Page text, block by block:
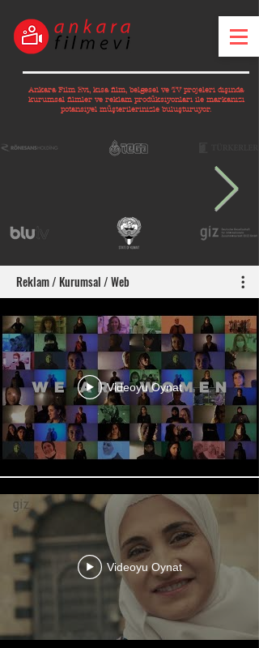
Ankara Film Evi, kısa film, belgesel ve TV projeleri dışında
kurumsal filmler ve reklam prodüksiyonları ile markanızı
potansiyel müşterilerinizle buluşturuyor.
Reklam / Kurumsal / Web
Videoyu Oynat
Videoyu Oynat